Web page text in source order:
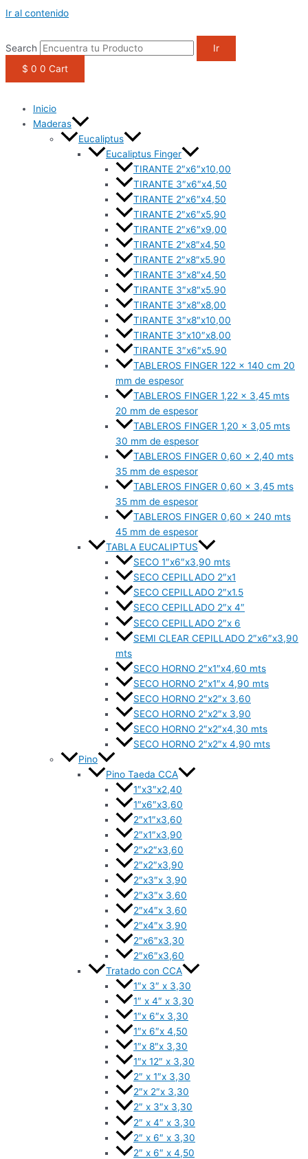
Ir al contenido
Search
Ir
$ 0 0 Cart
Inicio
Maderas
Eucaliptus
Eucaliptus Finger
TIRANTE 2″x6″x10,00
TIRANTE 3″x6″x4,50
TIRANTE 2″x6″x4,50
TIRANTE 2″x6″x5,90
TIRANTE 2″x6″x9,00
TIRANTE 2″x8″x4,50
TIRANTE 2″x8″x5.90
TIRANTE 3″x8″x4,50
TIRANTE 3″x8″x5.90
TIRANTE 3″x8″x8,00
TIRANTE 3″x8″x10,00
TIRANTE 3″x10″x8,00
TIRANTE 3″x6″x5.90
TABLEROS FINGER 122 x 140 cm 20
mm de espesor
TABLEROS FINGER 1,22 x 3,45 mts
20 mm de espesor
TABLEROS FINGER 1,20 x 3,05 mts
30 mm de espesor
TABLEROS FINGER 0,60 x 2,40 mts
35 mm de espesor
TABLEROS FINGER 0,60 x 3,45 mts
35 mm de espesor
TABLEROS FINGER 0,60 x 240 mts
45 mm de espesor
TABLA EUCALIPTUS
SECO 1″x6″x3,90 mts
SECO CEPILLADO 2″x1
SECO CEPILLADO 2″x1.5
SECO CEPILLADO 2″x 4″
SECO CEPILLADO 2″x 6
SEMI CLEAR CEPILLADO 2″x6″x3,90
mts
SECO HORNO 2″x1″x4,60 mts
SECO HORNO 2″x1″x 4,90 mts
SECO HORNO 2″x2″x 3,60
SECO HORNO 2″x2″x 3,90
SECO HORNO 2″x2″x4,30 mts
SECO HORNO 2″x2″x 4,90 mts
Pino
Pino Taeda CCA
1″x3″x2,40
1″x6″x3,60
2″x1″x3,60
2″x1″x3,90
2″x2″x3,60
2″x2″x3,90
2″x3″x 3,90
2″x3″x 3,60
2″x4″x 3,60
2″x4″x 3,90
2″x6″x3,30
2″x6″x3,60
Tratado con CCA
1″x 3″ x 3,30
1″ x 4″ x 3,30
1″x 6″x 3,30
1″x 6″x 4,50
1″x 8″x 3,30
1″x 12″ x 3,30
2″ x 1″x 3,30
2″x 2″x 3,30
2″ x 3″x 3,30
2″ x 4″ x 3,30
2″ x 6″ x 3,30
2″ x 6″ x 4,50